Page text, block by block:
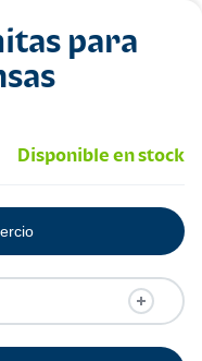
para
Disponible en stock